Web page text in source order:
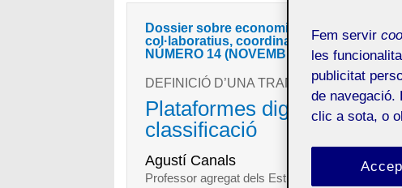
Dossier sobre economia col·laborativa
col·laboratius, coordinat per Joan
NÚMERO 14 (NOVEMBRE 2020)
DEFINICIÓ D’UNA TRANSFORMACIÓ
Plataformes digitals:
classificació
Agustí Canals
Professor agregat dels Estudis d’Economia i
Fem servir
les
publicitat
de navegació.
clic a sota, o